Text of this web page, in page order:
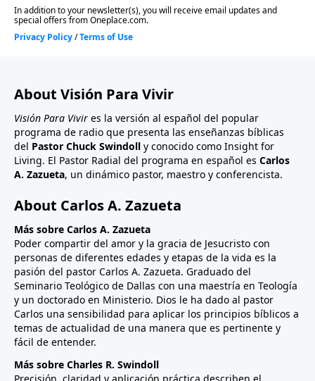
About Visión Para Vivir
Visión Para Vivir es la versión al español del popular
programa de radio que presenta las enseñanzas bíblicas
del Pastor Chuck Swindoll y conocido como Insight for
Living. El Pastor Radial del programa en español es Carlos
A. Zazueta, un dinámico pastor, maestro y conferencista.
About Carlos A. Zazueta
Más sobre Carlos A. Zazueta
Poder compartir del amor y la gracia de Jesucristo con
personas de diferentes edades y etapas de la vida es la
pasión del pastor Carlos A. Zazueta. Graduado del
Seminario Teológico de Dallas con una maestría en Teología
y un doctorado en Ministerio. Dios le ha dado al pastor
Carlos una sensibilidad para aplicar los principios bíblicos a
temas de actualidad de una manera que es pertinente y
fácil de entender.
Más sobre Charles R. Swindoll